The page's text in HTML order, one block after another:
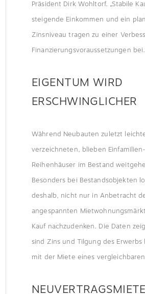
Präsident Dirk Wohltorf. „Stabile
steigende Einkommen und ein
Zinsniveau tragen zu einer
Finanzierungsvoraussetzungen
EIGENTUM WIRD
ERSCHWINGLICHER
Während Neubauten zuletzt
verzeichneten, blieben
Reihenhäuser im Bestand
Besonders bei Bestandsobjekten
deshalb, nicht nur in Anbetracht
angespannten
Kauf nachzudenken. Die Daten
sind Zins und Tilgung des
mit der Miete eines